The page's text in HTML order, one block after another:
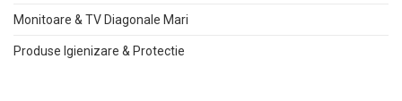
Monitoare & TV Diagonale Mari
Produse Igienizare & Protectie